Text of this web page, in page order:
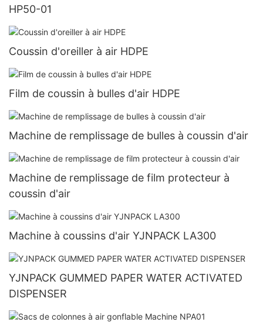
HP50-01
Coussin d'oreiller à air HDPE
Film de coussin à bulles d'air HDPE
Machine de remplissage de bulles à coussin d'air
Machine de remplissage de film protecteur à
coussin d'air
Machine à coussins d'air YJNPACK LA300
YJNPACK GUMMED PAPER WATER ACTIVATED
DISPENSER